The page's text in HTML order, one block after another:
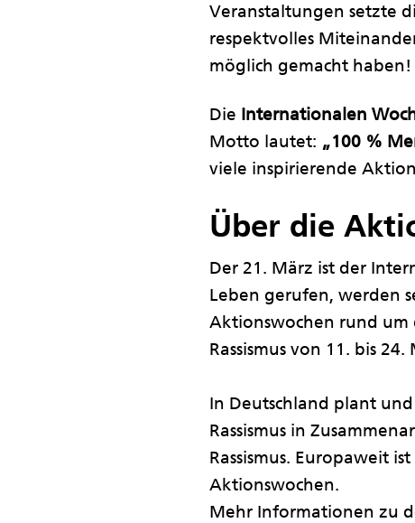
Veranstaltungen setzte
respektvolles
möglich gemacht haben!
Die Internationalen
Motto lautet: „100 %
viele inspirierende
Über die
Der 21. März ist der
Leben gerufen, werden
Aktionswochen rund um
Rassismus von 11. bis
In Deutschland plant
Rassismus in
Rassismus. Europaweit
Aktionswochen.
Mehr Informationen zu